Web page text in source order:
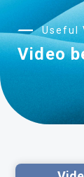
Useful
Video